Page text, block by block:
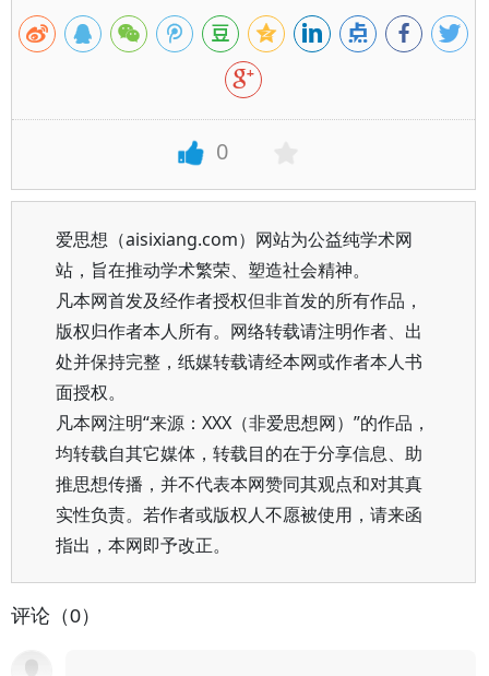
0
爱思想（aisixiang.com）网站为公益纯学术网
站，旨在推动学术繁荣、塑造社会精神。
凡本网首发及经作者授权但非首发的所有作品，
版权归作者本人所有。网络转载请注明作者、出
处并保持完整，纸媒转载请经本网或作者本人书
面授权。
凡本网注明“来源：XXX（非爱思想网）”的作品，
均转载自其它媒体，转载目的在于分享信息、助
推思想传播，并不代表本网赞同其观点和对其真
实性负责。若作者或版权人不愿被使用，请来函
指出，本网即予改正。
评论（0）